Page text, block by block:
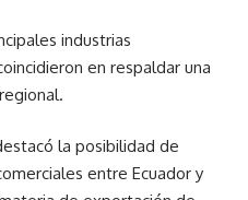
industrias
en respaldar una
la posibilidad de
entre Ecuador y